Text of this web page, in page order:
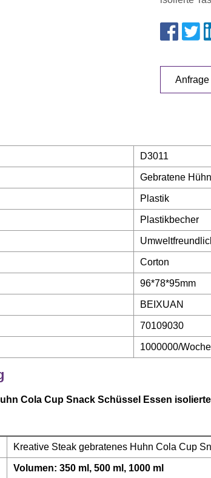
D3011
Gebratene
Plastik
Plastikbecher
Corton
96*78*95mm
BEIXUAN
70109030
1000000/Woche
Cola Cup Snack Schüssel Essen
Kreative Steak gebratenes Huhn Cola Cup
Volumen: 350 ml, 500 ml, 1000 ml